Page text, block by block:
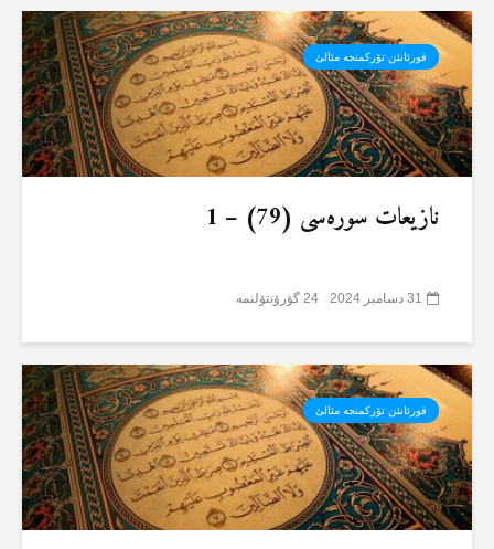
قورئانئن تۆرکمنجە مئالئ
نازیعات سورەسی (79) – 1
31 دسامبر 2024 24 گؤرۆنتۆلنمە
قورئانئن تۆرکمنجە مئالئ